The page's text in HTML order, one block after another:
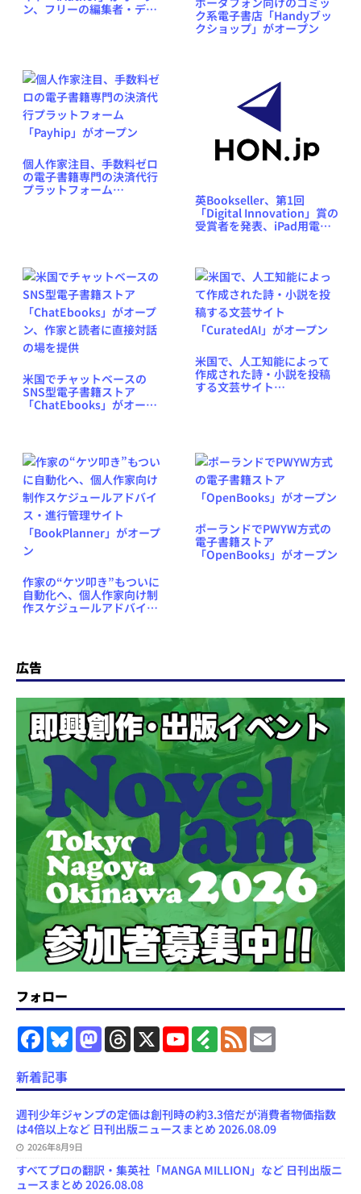
ン、フリーの編集者・デザ
ク系電子書店「Handyブッ
クショップ」がオープン
個人作家注目、手数料ゼロ
の電子書籍専門の決済代行
プラットフォーム
英Bookseller、第1回
「Digital Innovation」賞の
受賞者を発表、iPad用電子
米国でチャットベースの
SNS型電子書籍ストア
「ChatEbooks」がオープ
米国で、人工知能によって
作成された詩・小説を投稿
する文芸サイト
作家の“ケツ叩き”もついに
自動化へ、個人作家向け制
作スケジュールアドバイ
ポーランドでPWYW方式の
電子書籍ストア
「OpenBooks」がオープン
広告
フォロー
F
a
e
b
o
k
B
s
y
M
a
o
o
n
T
h
a
s
X
Y
o
u
e
C
h
n
n
F
e
l
F
e
l
新着記事
週刊少年ジャンプの定価は創刊時の約3.3倍だが消費者物価指数
は4倍以上など 日刊出版ニュースまとめ 2026.08.09
2026年8月9日
すべてプロの翻訳・集英社「MANGA MILLION」など 日刊出版ニ
ュースまとめ 2026.08.08